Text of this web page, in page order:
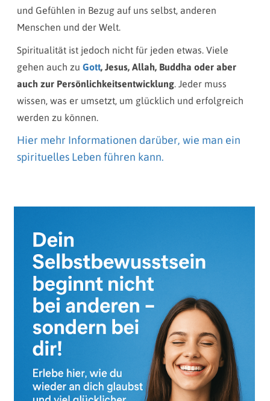
und Gefühlen in Bezug auf uns selbst, anderen
Menschen und der Welt.
Spiritualität ist jedoch nicht für jeden etwas. Viele
gehen auch zu Gott, Jesus, Allah, Buddha oder aber
auch zur Persönlichkeitsentwicklung. Jeder muss
wissen, was er umsetzt, um glücklich und erfolgreich
werden zu können.
Hier mehr Informationen darüber, wie man ein
spirituelles Leben führen kann.